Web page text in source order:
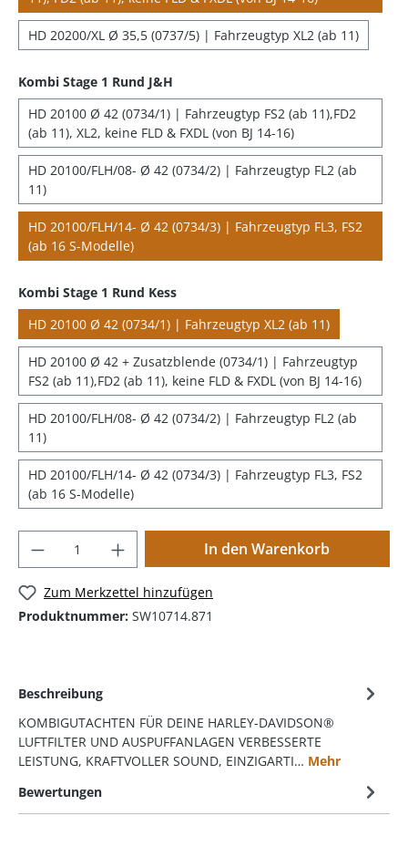
HD 20200/XL Ø 35,5 (0737/5) | Fahrzeugtyp XL2 (ab 11)
Kombi Stage 1 Rund J&H
HD 20100 Ø 42 (0734/1) | Fahrzeugtyp FS2 (ab 11),FD2
(ab 11), XL2, keine FLD & FXDL (von BJ 14-16)
HD 20100/FLH/08- Ø 42 (0734/2) | Fahrzeugtyp FL2 (ab
11)
HD 20100/FLH/14- Ø 42 (0734/3) | Fahrzeugtyp FL3, FS2
(ab 16 S-Modelle)
Kombi Stage 1 Rund Kess
HD 20100 Ø 42 (0734/1) | Fahrzeugtyp XL2 (ab 11)
HD 20100 Ø 42 + Zusatzblende (0734/1) | Fahrzeugtyp
FS2 (ab 11),FD2 (ab 11), keine FLD & FXDL (von BJ 14-16)
HD 20100/FLH/08- Ø 42 (0734/2) | Fahrzeugtyp FL2 (ab
11)
HD 20100/FLH/14- Ø 42 (0734/3) | Fahrzeugtyp FL3, FS2
(ab 16 S-Modelle)
In den Warenkorb
Zum Merkzettel hinzufügen
Produktnummer: SW10714.871
Beschreibung
KOMBIGUTACHTEN FÜR DEINE HARLEY-DAVIDSON®
LUFTFILTER UND AUSPUFFANLAGEN VERBESSERTE
LEISTUNG, KRAFTVOLLER SOUND, EINZIGARTI… Mehr
Bewertungen